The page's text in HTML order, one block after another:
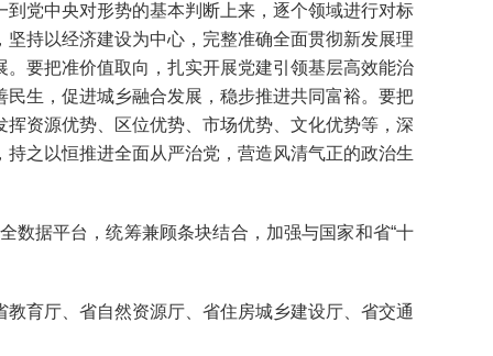
党中央对形势的基本判断上来，逐个领域进行对标
持以经济建设为中心，完整准确全面贯彻新发展理
要把准价值取向，扎实开展党建引领基层高效能治
生，促进城乡融合发展，稳步推进共同富裕。要把
资源优势、区位优势、市场优势、文化优势等，深
之以恒推进全面从严治党，营造风清气正的政治生
据平台，统筹兼顾条块结合，加强与国家和省“十
育厅、省自然资源厅、省住房城乡建设厅、省交通